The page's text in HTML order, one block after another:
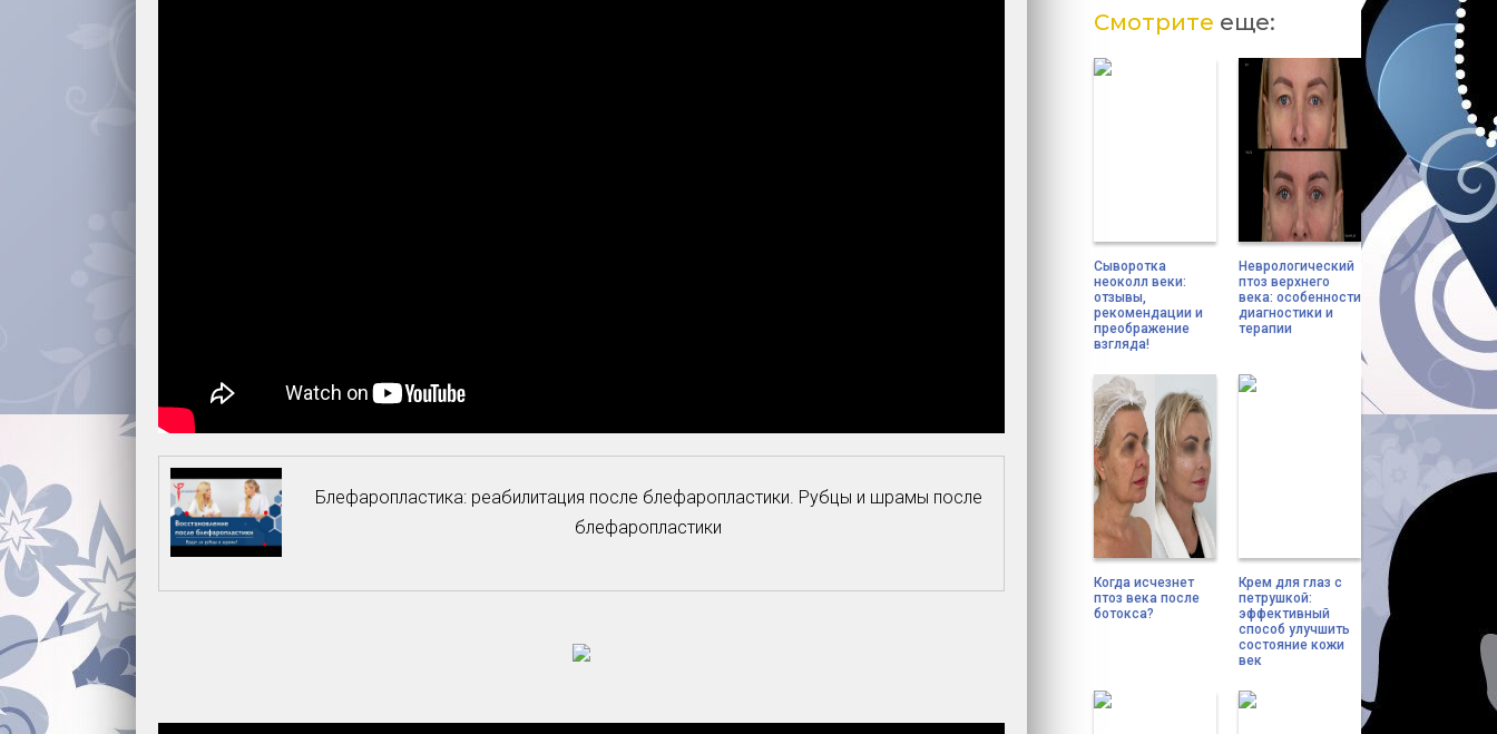
Блефаропластика: реабилитация после блефаропластики. Рубцы и шрамы после
блефаропластики
Смотрите еще:
Сыворотка
неоколл веки:
отзывы,
рекомендации и
преображение
взгляда!
Неврологический
птоз верхнего
века: особенности
диагностики и
терапии
Когда исчезнет
птоз века после
ботокса?
Крем для глаз с
петрушкой:
эффективный
способ улучшить
состояние кожи
век